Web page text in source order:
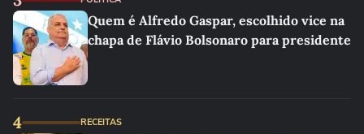
Quem é Alfredo Gaspar, escolhido vice na
chapa de Flávio Bolsonaro para presidente
4 RECEITAS